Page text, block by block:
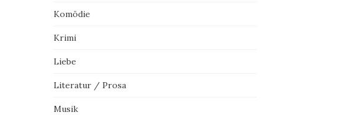
Komödie
Krimi
Liebe
Literatur / Prosa
Musik